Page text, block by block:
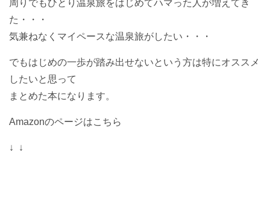
周りでもひとり温泉旅をはじめてハマった人が増えてき
た・・・
気兼ねなくマイペースな温泉旅がしたい・・・
でもはじめの一歩が踏み出せないという方は特にオススメ
したいと思って
まとめた本になります。
Amazonのページはこちら
↓ ↓